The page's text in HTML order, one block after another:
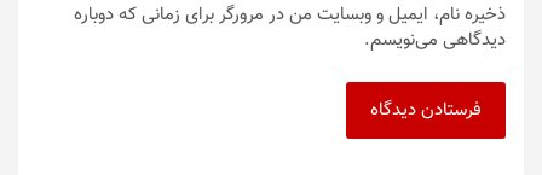
ذخیره نام، ایمیل و وبسایت من در مرورگر برای زمانی که دوباره
دیدگاهی می‌نویسم.